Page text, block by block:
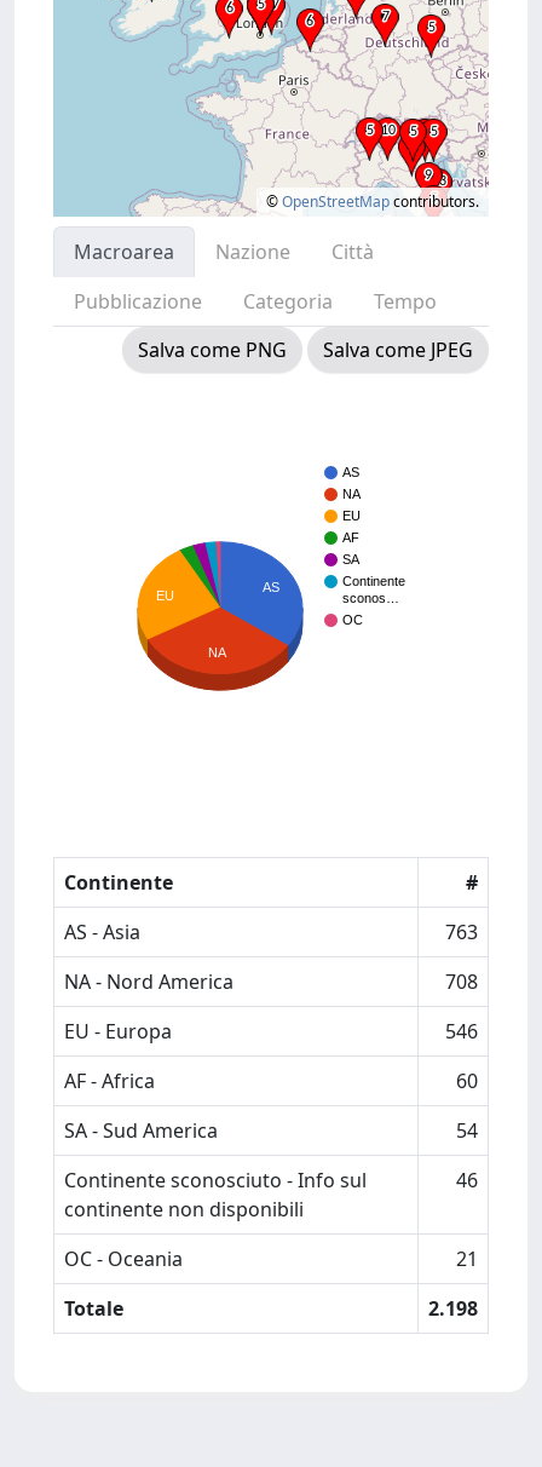
©OpenStreetMapcontributors.
Macroarea Nazione
Città
Pubblicazione
Categoria
Tempo
Salva come PNG
Salva come JPEG
AS
NA
EU
AF
SA
Continente
sconos…
OC
AS
EU
NA
Continente
#
AS - Asia
763
NA - Nord America
708
EU - Europa
546
AF - Africa
60
SA - Sud America
54
Continente sconosciuto - Info sul
continente non disponibili
46
OC - Oceania
21
Totale
2.198